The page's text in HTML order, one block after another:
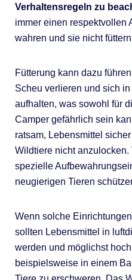
Verhaltensregeln zu
immer einen respektvollen
wahren und sie nicht
Fütterung kann dazu
Scheu verlieren und sich
aufhalten, was sowohl für
Camper gefährlich sein
ratsam, Lebensmittel
Wildtiere nicht
spezielle
neugierigen Tieren
Wenn solche
sollten Lebensmittel in
werden und möglichst
beispielsweise in einem